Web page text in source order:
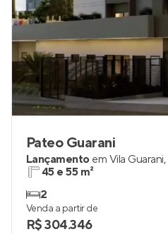
Pateo Guarani
Lançamento em Vila Guarani,
45 e 55 m²
2
Venda a partir de
R$ 304.346